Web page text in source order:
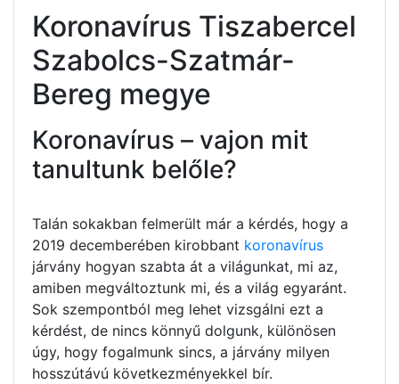
Koronavírus Tiszabercel
Szabolcs-Szatmár-
Bereg megye
Koronavírus – vajon mit
tanultunk belőle?
Talán sokakban felmerült már a kérdés, hogy a
2019 decemberében kirobbant koronavírus
járvány hogyan szabta át a világunkat, mi az,
amiben megváltoztunk mi, és a világ egyaránt.
Sok szempontból meg lehet vizsgálni ezt a
kérdést, de nincs könnyű dolgunk, különösen
úgy, hogy fogalmunk sincs, a járvány milyen
hosszútávú következményekkel bír.